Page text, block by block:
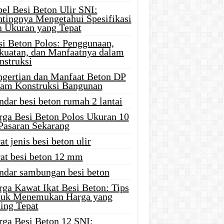
Besi Beton Ulir SNI:
Mengetahui Spesifikasi
Ukuran yang Tepat
Beton Polos: Penggunaan,
dan Manfaatnya dalam
dan Manfaat Beton DP
Konstruksi Bangunan
besi beton rumah 2 lantai
Besi Beton Polos Ukuran 10
Sekarang
jenis besi beton ulir
besi beton 12 mm
sambungan besi beton
Kawat Ikat Besi Beton: Tips
Menemukan Harga yang
Tepat
Besi Beton 12 SNI: